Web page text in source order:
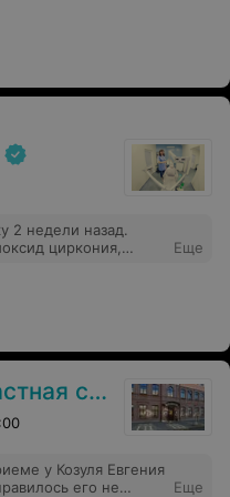
было испорчено и
2 недели назад.
циркония,
зуб. Большое
дела!
Еще
у Козуля Евгения
его не
Еще